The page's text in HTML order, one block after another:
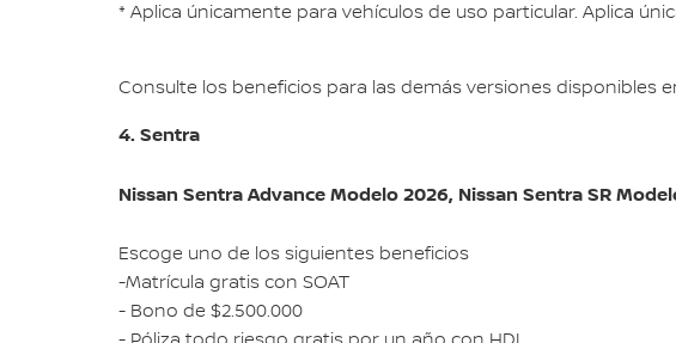
* Aplica únicamente para vehículos de uso particular. Aplica
Consulte los beneficios para las demás versiones disponibles
4. Sentra
Nissan Sentra Advance Modelo 2026, Nissan Sentra SR
Escoge uno de los siguientes beneficios
-Matrícula gratis con SOAT
- Bono de $2.500.000